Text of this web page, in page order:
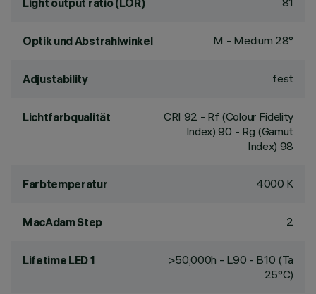
Light output ratio (LOR)
Optik und Abstrahlwinkel M - Medium 28°
Adjustability fest
Lichtfarbqualität CRI 92 - Rf (Colour Fidelity
Index) 90 - Rg (Gamut
Index) 98
Farbtemperatur 4000 K
MacAdam Step 2
Lifetime LED 1
>50,000h - L90 - B10 (Ta
25°C)